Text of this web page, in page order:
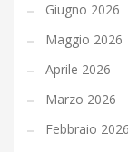
Giugno 2026
Maggio 2026
Aprile 2026
Marzo 2026
Febbraio 2026